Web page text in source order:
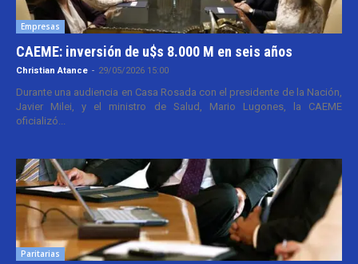
Empresas
CAEME: inversión de u$s 8.000 M en seis años
Christian Atance - 29/05/2026 15:00
Durante una audiencia en Casa Rosada con el presidente de la Nación,
Javier Milei, y el ministro de Salud, Mario Lugones, la CAEME
oficializó...
Paritarias